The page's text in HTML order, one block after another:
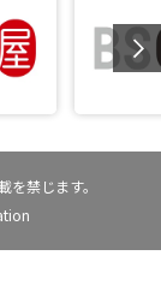
禁じます。